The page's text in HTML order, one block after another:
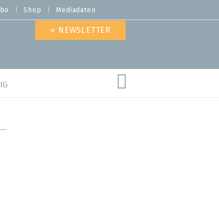
Shop Mediadaten
» NEWSLETTER